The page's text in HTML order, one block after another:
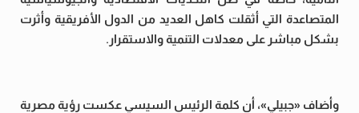
المتصاعدة التي أثقلت كاهل العديد من الدول الأفريقية وأثرت
بشكل مباشر على معدلات التنمية والاستقرار.
وأضاف «جبيلي»، أن كلمة الرئيس السيسي عكست رؤية مصرية